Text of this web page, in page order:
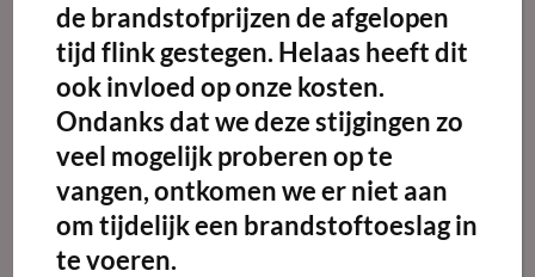
Maak
favoriet!
Benegas Comfort Steel 9,5 kg
53.68excl. BTW
Benegas Comfort Steel 9,5 kg aantal
Reserveren
Gasflessen
de brandstofprijzen de afgelopen
tijd flink gestegen. Helaas heeft dit
ook invloed op onze kosten.
Ondanks dat we deze stijgingen zo
veel mogelijk proberen op te
vangen, ontkomen we er niet aan
om tijdelijk een brandstoftoeslag in
te voeren.